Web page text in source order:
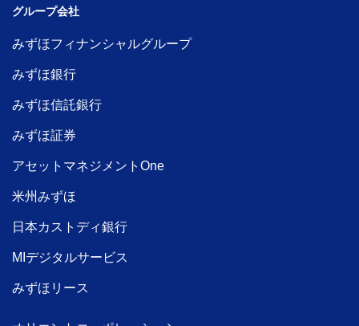
グループ会社
みずほフィナンシャルグループ
みずほ銀行
みずほ信託銀行
みずほ証券
アセットマネジメントOne
米州みずほ
日本カストディ銀行
MIデジタルサービス
みずほリース